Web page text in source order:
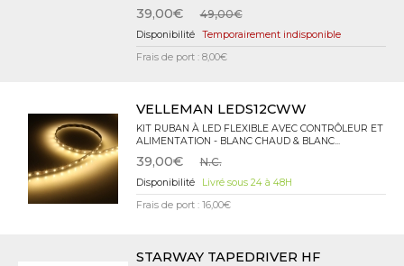
39,00€
49,00€
Temporairement indisponible
Frais de port : 8,00€
VELLEMAN LEDS12CWW
KIT RUBAN À LED FLEXIBLE AVEC CONTRÔLEUR ET
ALIMENTATION - BLANC CHAUD & BLANC...
39,00€ N.C.
Livré sous 24 à 48H
Frais de port : 16,00€
STARWAY TAPEDRIVER HF